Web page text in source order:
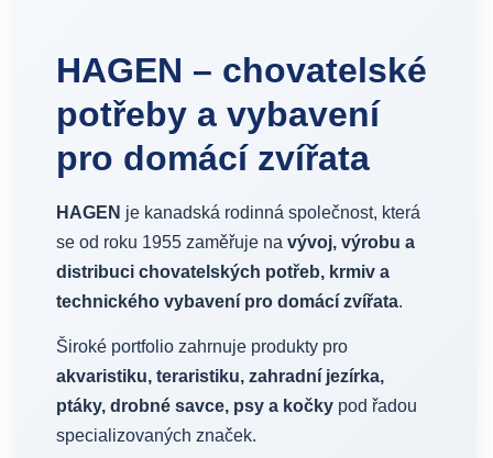
HAGEN – chovatelské
potřeby a vybavení
pro domácí zvířata
HAGEN je kanadská rodinná společnost, která
se od roku 1955 zaměřuje na vývoj, výrobu a
distribuci chovatelských potřeb, krmiv a
technického vybavení pro domácí zvířata.
Široké portfolio zahrnuje produkty pro
akvaristiku, teraristiku, zahradní jezírka,
ptáky, drobné savce, psy a kočky pod řadou
specializovaných značek.